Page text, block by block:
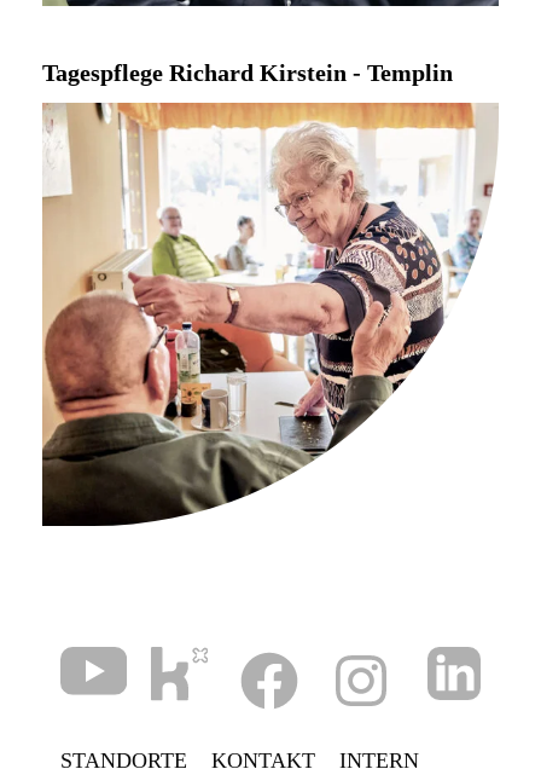
Tagespflege Richard Kirstein - Templin
STANDORTE KONTAKT INTERN